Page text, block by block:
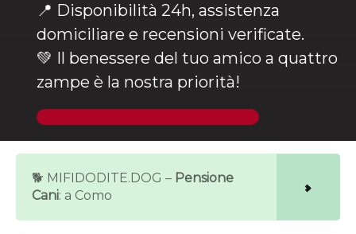
📍 Disponibilità 24h, assistenza
domiciliare e recensioni verificate.
💚 Il benessere del tuo amico a quattro
zampe è la nostra priorità!
🐕 MIFIDODITE.DOG – Pensione
Cani: a Como